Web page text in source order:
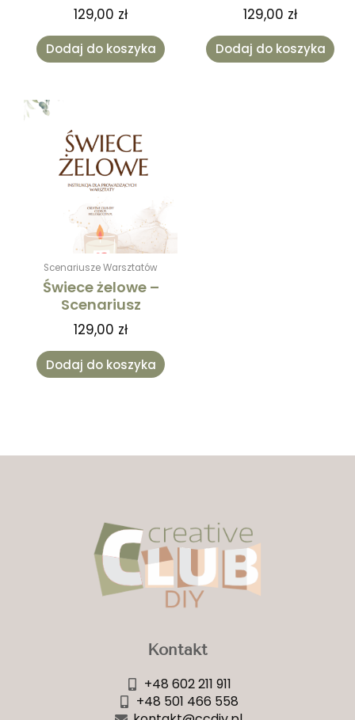
129,00 zł
Dodaj do koszyka
129,00 zł
Dodaj do koszyka
Scenariusze Warsztatów
Świece żelowe –
Scenariusz
129,00 zł
Dodaj do koszyka
Kontakt
+48 602 211 911
+48 501 466 558